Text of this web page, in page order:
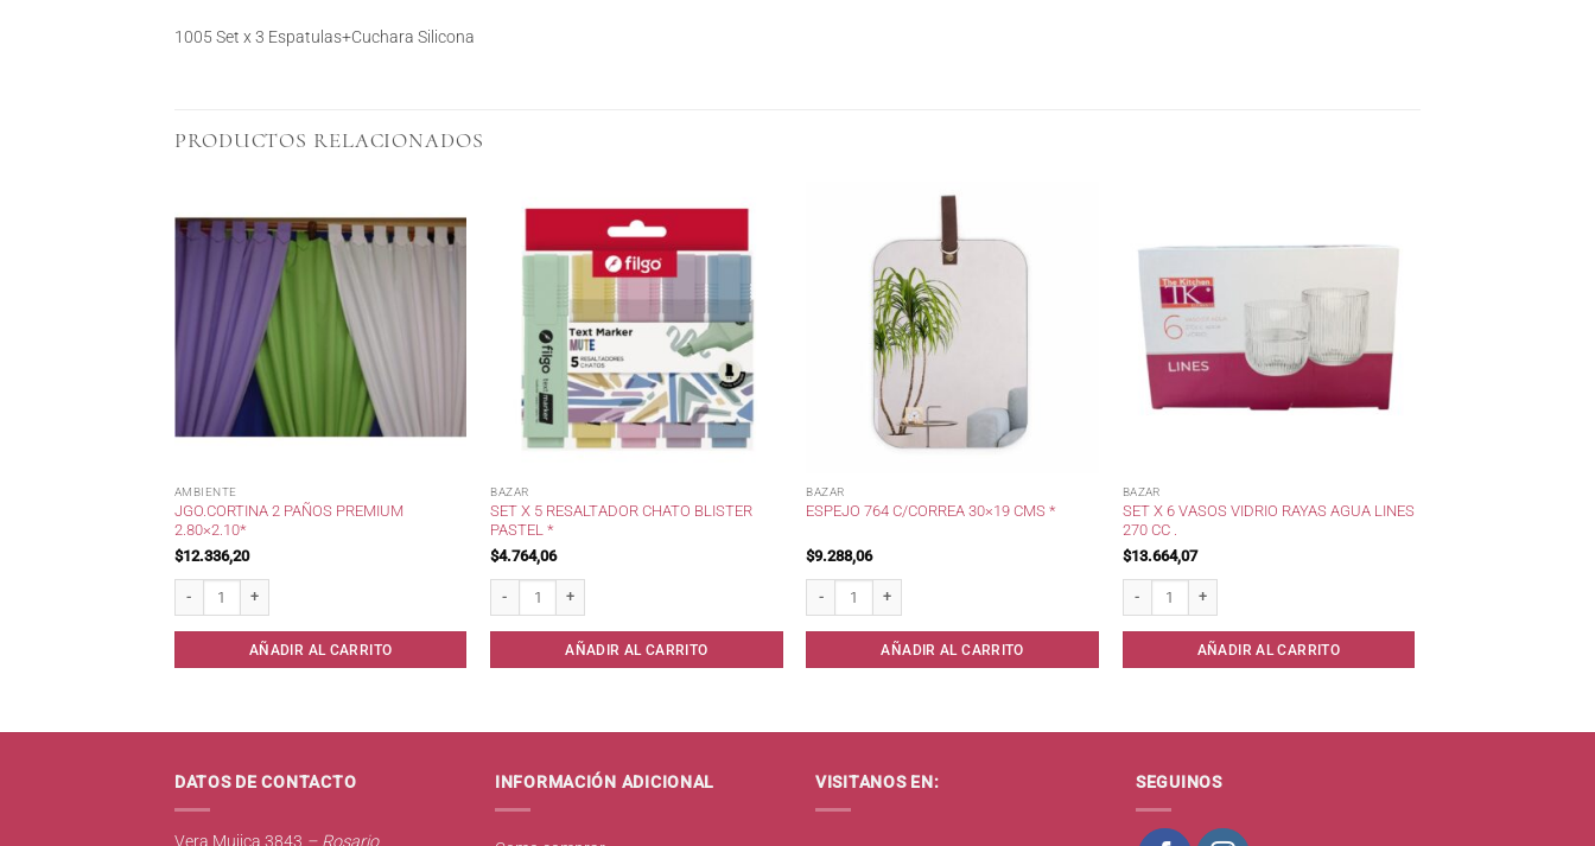
1005 Set x 3 Espatulas+Cuchara Silicona
PRODUCTOS RELACIONADOS
AMBIENTE
JGO.CORTINA 2 PAÑOS PREMIUM
2.80×2.10*
$12.336,20
AÑADIR AL CARRITO
BAZAR
SET X 5 RESALTADOR CHATO BLISTER
PASTEL *
$4.764,06
AÑADIR AL CARRITO
BAZAR
ESPEJO 764 C/CORREA 30×19 CMS *
$9.288,06
AÑADIR AL CARRITO
BAZAR
SET X 6 VASOS VIDRIO RAYAS AGUA LINES
270 CC .
$13.664,07
AÑADIR AL CARRITO
DATOS DE CONTACTO INFORMACIÓN ADICIONAL VISITANOS EN: SEGUINOS